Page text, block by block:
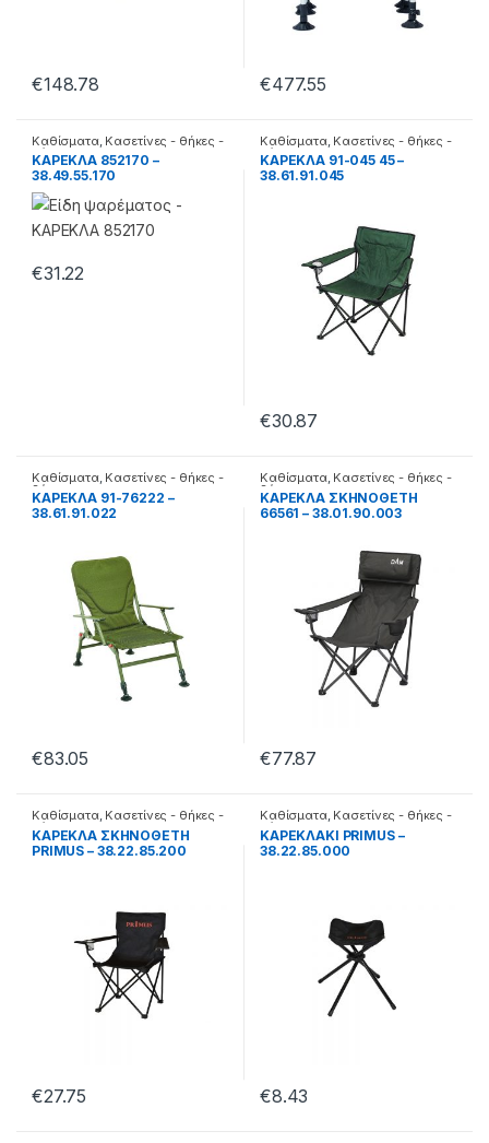
€148.78 €477.55
Καθίσματα, Κασετίνες - θήκες -
βάσεις
ΚΑΡΕΚΛΑ 852170 –
38.49.55.170
€31.22
Καθίσματα, Κασετίνες - θήκες -
βάσεις
ΚΑΡΕΚΛΑ 91-045 45 –
38.61.91.045
€30.87
Καθίσματα, Κασετίνες - θήκες -
βάσεις
ΚΑΡΕΚΛΑ 91-76222 –
38.61.91.022
€83.05
Καθίσματα, Κασετίνες - θήκες -
βάσεις
ΚΑΡΕΚΛΑ ΣΚΗΝΟΘΕΤΗ
66561 – 38.01.90.003
€77.87
Καθίσματα, Κασετίνες - θήκες -
βάσεις
ΚΑΡΕΚΛΑ ΣΚΗΝΟΘΕΤΗ
PRIMUS – 38.22.85.200
€27.75
Καθίσματα, Κασετίνες - θήκες -
βάσεις
ΚΑΡΕΚΛΑΚΙ PRIMUS –
38.22.85.000
€8.43